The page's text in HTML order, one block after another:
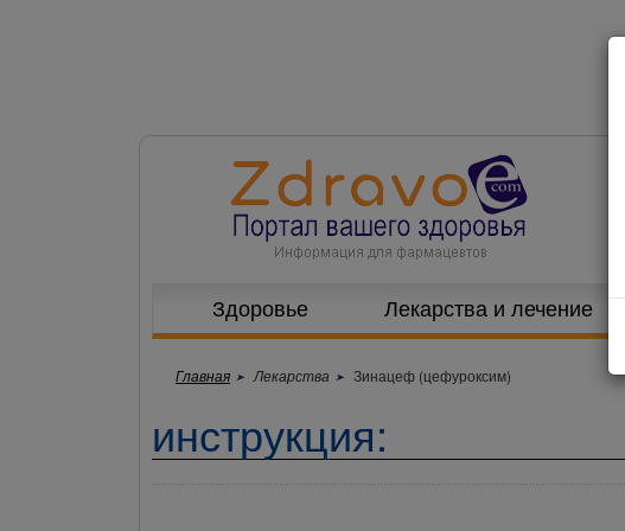
Здоровье Лекарства и лечение
Главная Лекарства Зинацеф (цефуроксим)
инструкция: